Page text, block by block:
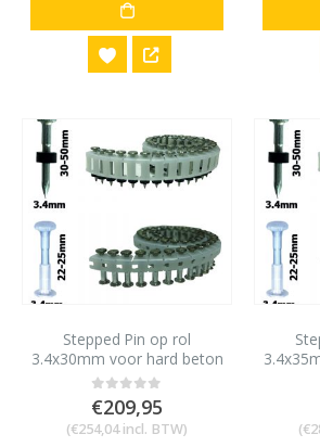
Stepped Pin op rol
3.4x30mm voor hard beton
en staal 10mm HN120
(1000st)
0out of 5
€209,95
(€254,04incl. BTW)
en
(€